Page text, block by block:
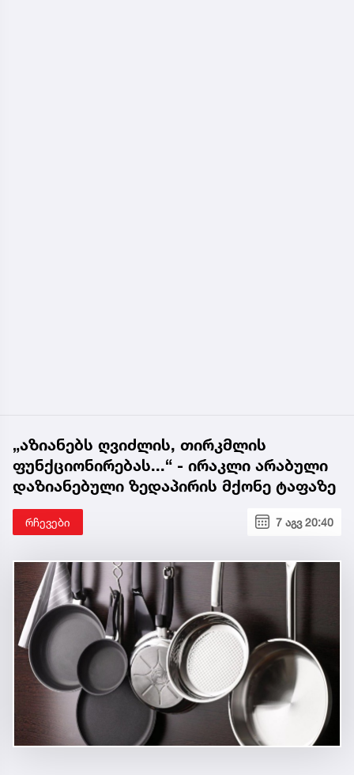
„აზიანებს ღვიძლის, თირკმლის
ფუნქციონირებას...“ - ირაკლი არაბული
დაზიანებული ზედაპირის მქონე ტაფაზე
რჩევები 7 აგვ 20:40